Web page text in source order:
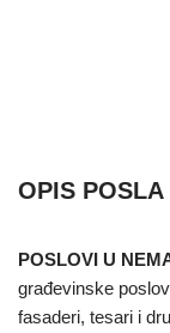
OPIS POSLA
POSLOVI U
građevinske
fasaderi, tesari i